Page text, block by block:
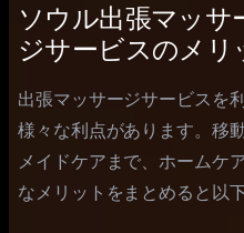
ソウル出張マッサ
ジサービスのメリ
出張マッサージサービスを
様々な利点があります。移
メイドケアまで、ホームケ
なメリットをまとめると以